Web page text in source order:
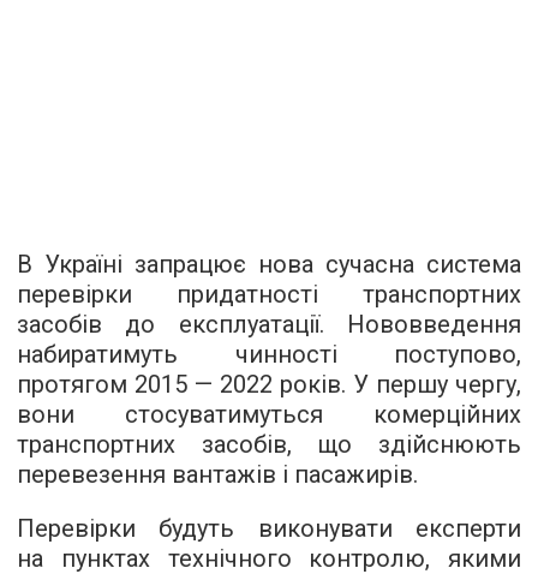
В Україні запрацює нова сучасна система
перевірки придатності транспортних
засобів до експлуатації. Нововведення
набиратимуть чинності поступово,
протягом 2015 — 2022 років. У першу чергу,
вони стосуватимуться комерційних
транспортних засобів, що здійснюють
перевезення вантажів і пасажирів.
Перевірки будуть виконувати експерти
на пунктах технічного контролю, якими